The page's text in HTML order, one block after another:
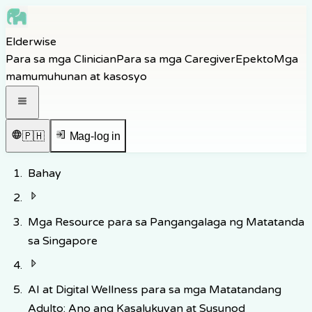
Skip to navigation
Skip to footer
Elderwise
Para sa mga ClinicianPara sa mga CaregiverEpektoMga
mamumuhunan at kasosyo
🇵🇭 Mag-log in
Bahay
Mga Resource para sa Pangangalaga ng Matatanda
sa Singapore
AI at Digital Wellness para sa mga Matatandang
Adulto: Ano ang Kasalukuyan at Susunod